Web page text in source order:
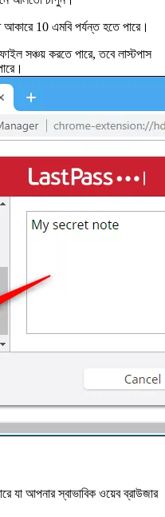
আকারে 10 এমবি পর্যন্ত হতে পারে।
সঞ্চয় করতে পারে, তবে লাস্টপাস
যা আপনার স্বাভাবিক ওয়েব ব্রাউজার